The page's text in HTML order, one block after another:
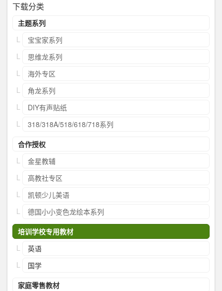
下载分类
主题系列
宝宝家系列
思维龙系列
海外专区
角龙系列
DIY有声贴纸
318/318A/518/618/718系列
合作授权
金星教辅
高教社专区
凯顿少儿美语
德国小小变色龙绘本系列
培训学校专用教材
英语
国学
家庭零售教材